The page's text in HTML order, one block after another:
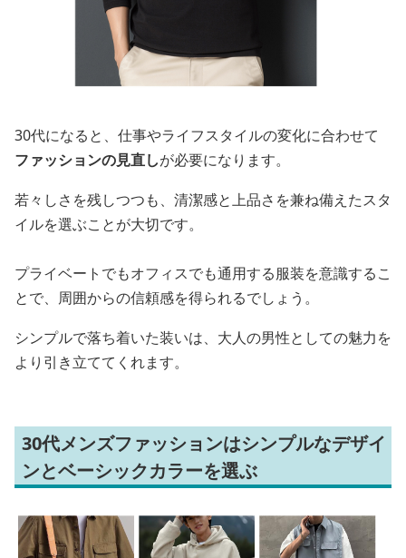
30代になると、仕事やライフスタイルの変化に合わせて
ファッションの見直しが必要になります。
若々しさを残しつつも、清潔感と上品さを兼ね備えたスタ
イルを選ぶことが大切です。
プライベートでもオフィスでも通用する服装を意識するこ
とで、周囲からの信頼感を得られるでしょう。
シンプルで落ち着いた装いは、大人の男性としての魅力を
より引き立ててくれます。
30代メンズファッションはシンプルなデザイ
ンとベーシックカラーを選ぶ